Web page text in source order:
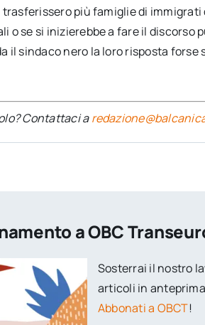
più famiglie di immigrati
o se si inizierebbe a fare il discorso
il sindaco nero la loro risposta forse
Contattaci a
a OBC
Sosterrai il nostro
articoli in
Abbonati a OBCT!